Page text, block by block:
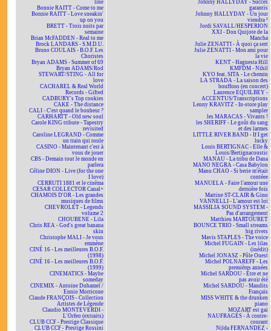
line
Bonnie RAITT - Come to me
Bonnie RAITT - Love sneakin'
up on you
BRETT - Trois nuits par
semaine
Brian McFADDEN - Real to me
Brock LANDARS - S.M.D.U.
Bruno COULAIS - B.O.F. Les
Choristes
Bryan ADAMS - Summer of 69
Bryan ADAMS/Rod
STEWART/STING - All for
love
CACHAREL & Real World
Records - Gifted
CADBURY's Top cookies
CAKE - The distance
CALI - C'est quand le bonheur ?
CARHARTT - Old new soul
Carole KING tribute - Tapestry
revisited
Caroline LEGRAND - Comme
un train qui roule
CASINO - Maintenant c'est à
vous de jouer
CBS - Demain tout le monde en
parlera
Céline DION - Live (for the one
I love)
CERRUTI 1881 et le cinéma
CESAR COLLECTOR Canal+
CHAMOIS D'OR - Les grandes
musiques de films
CHEVROLET - Legends
volume 2
CHOUBENE - Lila
Chris REA - God's great banana
skin
Christophe MALI - Je vous
emmène
CINÉ 16 - Les meilleures B.O.F.
(1998)
CINÉ 16 - Les meilleures B.O.F.
(1999)
CINEMATICS - Maybe
someday
CINEMIX - Antoine Duhamel /
Ennio Morricone
Claude FRANÇOIS - Collection
Artistes de Légende
Claudio MONTEVERDI -
L'Orfeo (extraits)
CLUB CCF - Prestige Classique
CLUB CCF - Prestige Rossini
Johnny HALLYDAY - Succès
garantis
Johnny HALLYDAY - Un jour
viendra ²
Jordi SAVALL/HESPERION
XXI - Don Quijote de la
Mancha
Julie ZENATTI - À quoi ça sert
Julie ZENATTI - Mon ami pour
la vie
KENT - Hagnesta Hill
KMFDM - Nihil
KYO feat. SITA - Le chemin
LA STRADA - La saison des
bouffons (en concert)
Laurence EQUILBEY -
ACCENTUS/Transcriptions
Lenny KRAVITZ - In-store play
sampler
les MARACAS - Vivants !
les SHERIFF - Le goût du sang
et des larmes
LITTLE RIVER BAND - If I get
lucky
Louis BERTIGNAC - Elle &
Louis/Bertignacoustic
MANAU - La tribu de Dana
MANO NEGRA - Casa Babylon
Manu CHAO - Si berie m'était
contéee
MANUELA - Faire l'amour une
dernière fois
Martine ST-CLAIR & Gino
VANNELLI - L'amour est loi
MASSILIA SOUND SYSTEM -
Pas d'arrangement
Matthieu MARTOURET
BOUNCE TRIO - Small streams
big rivers
Mavis STAPLES - The voice
Michel FUGAIN - Les lilas
(inédit)
Michel JONASZ - Pôle Ouest
Michel POLNAREFF - Les
premières années
Michel SARDOU - Être et ne
pas avoir été
Michel SARDOU - Maudits
Français
MISS WHITE & the drunken
piano
MOZART est gai
NAUFRAGÉS - À contre-
courant
Nilda FERNANDEZ -